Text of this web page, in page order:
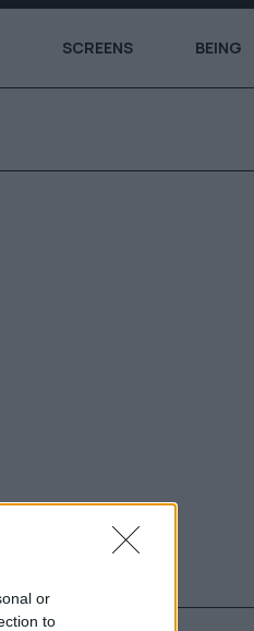
or
to
SCREENS BEING